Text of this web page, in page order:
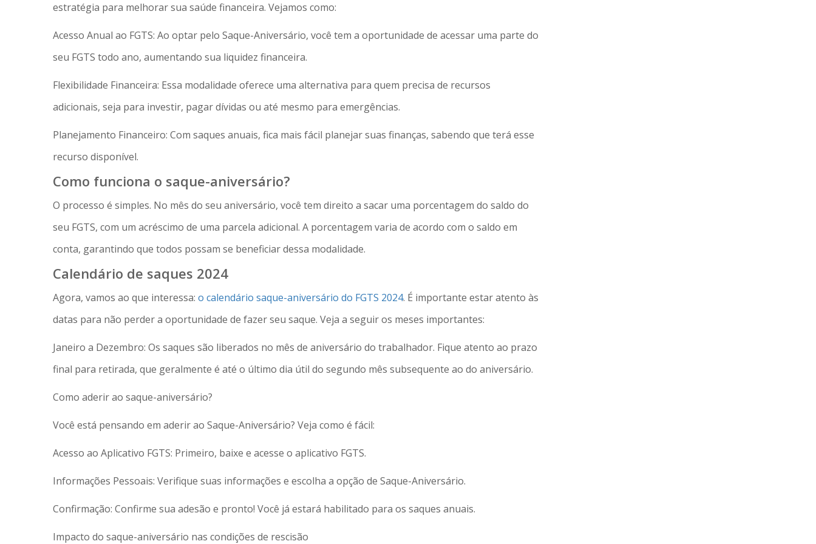
estratégia para melhorar sua saúde financeira. Vejamos como:
Acesso Anual ao FGTS: Ao optar pelo Saque-Aniversário, você tem a oportunidade de acessar uma parte do
seu FGTS todo ano, aumentando sua liquidez financeira.
Flexibilidade Financeira: Essa modalidade oferece uma alternativa para quem precisa de recursos
adicionais, seja para investir, pagar dívidas ou até mesmo para emergências.
Planejamento Financeiro: Com saques anuais, fica mais fácil planejar suas finanças, sabendo que terá esse
recurso disponível.
Como funciona o saque-aniversário?
O processo é simples. No mês do seu aniversário, você tem direito a sacar uma porcentagem do saldo do
seu FGTS, com um acréscimo de uma parcela adicional. A porcentagem varia de acordo com o saldo em
conta, garantindo que todos possam se beneficiar dessa modalidade.
Calendário de saques 2024
Agora, vamos ao que interessa: o calendário saque-aniversário do FGTS 2024. É importante estar atento às
datas para não perder a oportunidade de fazer seu saque. Veja a seguir os meses importantes:
Janeiro a Dezembro: Os saques são liberados no mês de aniversário do trabalhador. Fique atento ao prazo
final para retirada, que geralmente é até o último dia útil do segundo mês subsequente ao do aniversário.
Como aderir ao saque-aniversário?
Você está pensando em aderir ao Saque-Aniversário? Veja como é fácil:
Acesso ao Aplicativo FGTS: Primeiro, baixe e acesse o aplicativo FGTS.
Informações Pessoais: Verifique suas informações e escolha a opção de Saque-Aniversário.
Confirmação: Confirme sua adesão e pronto! Você já estará habilitado para os saques anuais.
Impacto do saque-aniversário nas condições de rescisão